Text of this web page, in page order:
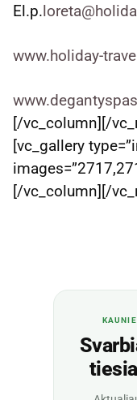
El.p.
www.holiday-
[/vc_column][/
[vc_gallery
[/vc_column][/